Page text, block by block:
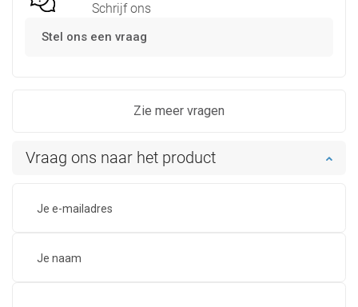
Schrijf ons
Stel ons een vraag
Zie meer vragen
Vraag ons naar het product